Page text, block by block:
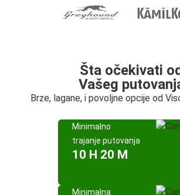
Šta očekivati od
Vašeg
Brze, lagane, i povoljne opcije od
Minimalno
trajanje putovanja
10 H 20 M
Minimalna